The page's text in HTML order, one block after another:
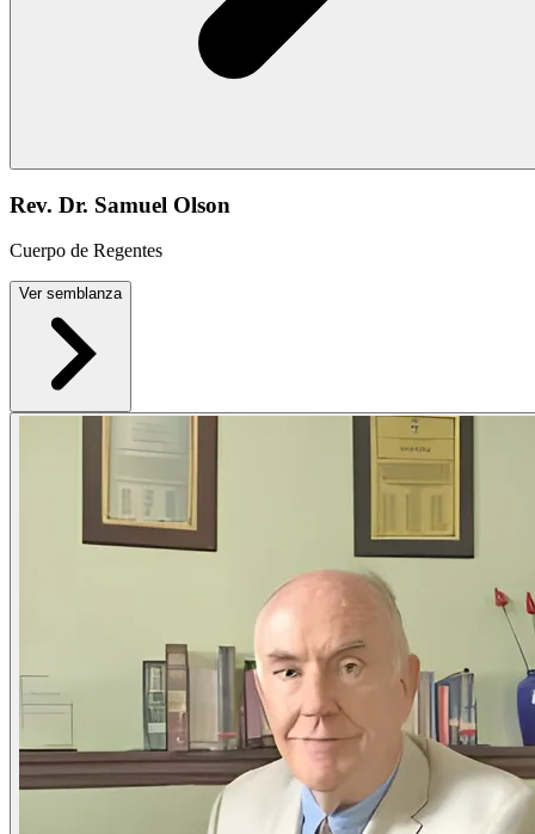
Rev. Dr. Samuel Olson
Cuerpo de Regentes
Ver semblanza